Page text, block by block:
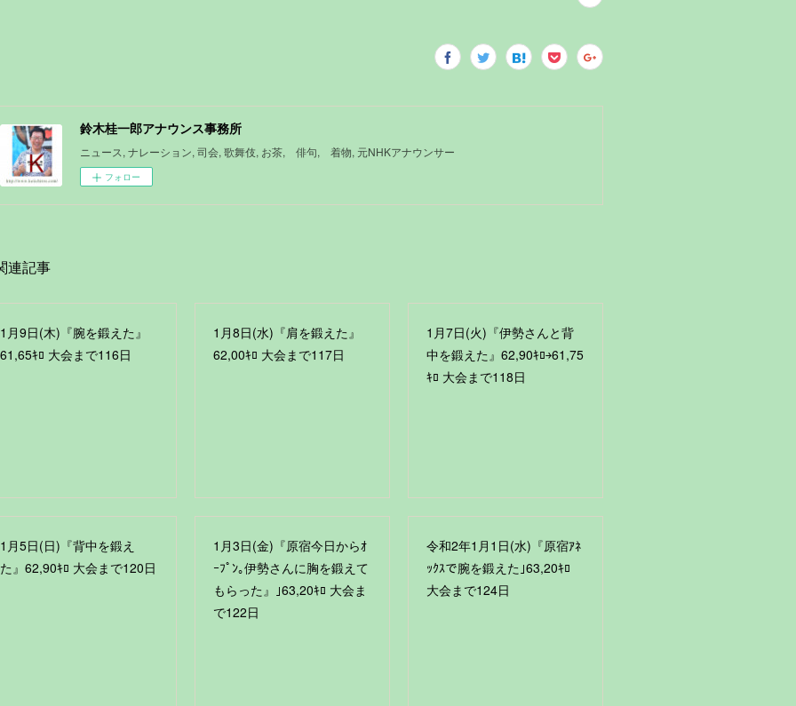
鈴木桂一郎アナウンス事務所
ニュース, ナレーション, 司会, 歌舞伎, お茶, 俳句, 着物, 元NHKアナウンサー
フォロー
連記事
1月9日(木)『腕を鍛えた』
61,65ｷﾛ 大会まで116日
1月8日(水)『肩を鍛えた』
62,00ｷﾛ 大会まで117日
1月7日(火)『伊勢さんと背
中を鍛えた』62,90ｷﾛ￫61,75
ｷﾛ 大会まで118日
1月5日(日)『背中を鍛え
た』62,90ｷﾛ 大会まで120日
1月3日(金)『原宿今日からｵ
ｰﾌﾟﾝ｡伊勢さんに胸を鍛えて
もらった』｣63,20ｷﾛ 大会ま
で122日
令和2年1月1日(水)『原宿ｱﾈ
ｯｸｽで腕を鍛えた｣63,20ｷﾛ
大会まで124日